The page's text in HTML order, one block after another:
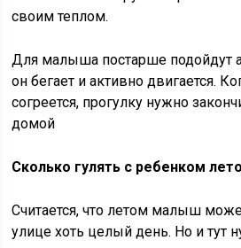
своим теплом.
Для малыша постарше подойдут
он бегает и активно двигается.
согреется, прогулку нужно
домой
Сколько гулять с ребенком
Считается, что летом малыш
улице хоть целый день. Но и тут